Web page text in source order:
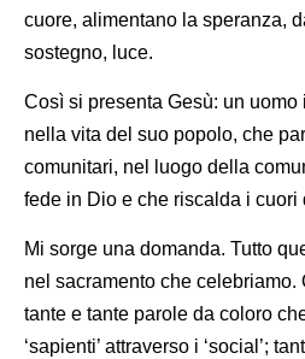
cuore, alimentano la speranza,
sostegno, luce.
Così si presenta Gesù: un
nella vita del suo popolo, che
comunitari, nel luogo della
fede in Dio e che riscalda i cuori
Mi sorge una domanda. Tutto
nel sacramento che
tante e tante parole da coloro
‘sapienti’ attraverso i ‘social’;